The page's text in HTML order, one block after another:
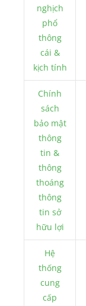
nghịch
phổ
thông
cái &
kịch tính
Chính
sách
bảo mật
thông
tin &
thông
thoáng
thông
tin sở
hữu lợi
Hệ
thống
cung
cấp